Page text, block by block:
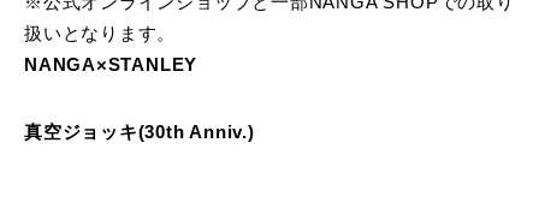
扱いとなります。
NANGA×STANLEY
真空ジョッキ(30th Anniv.)